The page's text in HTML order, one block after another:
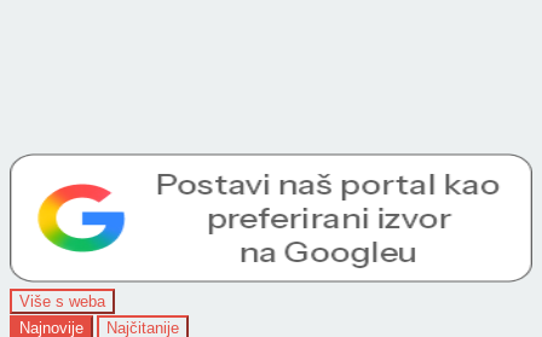
Više s weba
Najnovije
Najčitanije